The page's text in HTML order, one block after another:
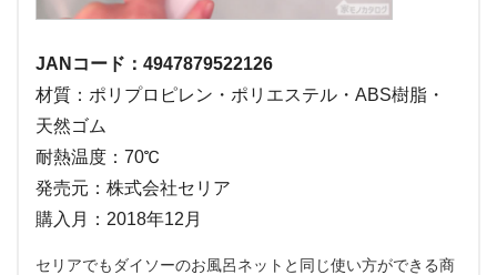
JANコード：4947879522126
材質：ポリプロピレン・ポリエステル・ABS樹脂・
天然ゴム
耐熱温度：70℃
発売元：株式会社セリア
購入月：2018年12月
セリアでもダイソーのお風呂ネットと同じ使い方ができる商